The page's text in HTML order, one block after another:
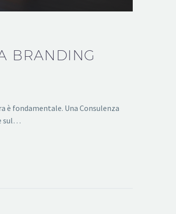
BRANDING
è fondamentale. Una Consulenza
sul…